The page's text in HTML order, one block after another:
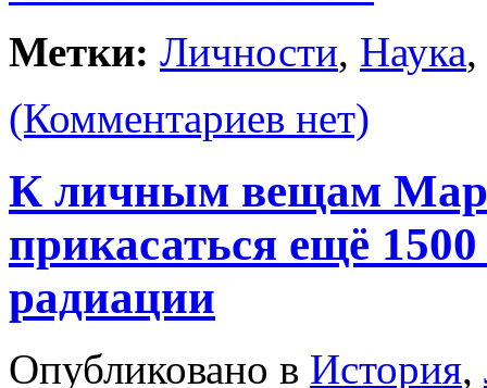
Метки: Личности, Наука,
(Комментариев нет)
К личным вещам
прикасаться ещё
радиации
Опубликовано в История,